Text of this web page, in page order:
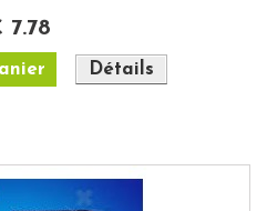
7.78
Détails